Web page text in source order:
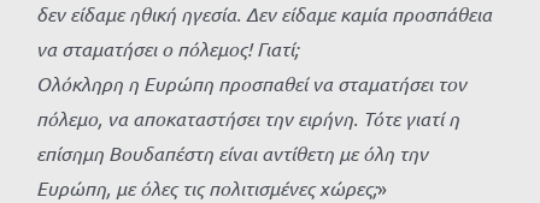
δεν είδαμε ηθική ηγεσία. Δεν είδαμε καμία προσπάθεια
να σταματήσει ο πόλεμος! Γιατί;
Ολόκληρη η Ευρώπη προσπαθεί να σταματήσει τον
πόλεμο, να αποκαταστήσει την ειρήνη. Τότε γιατί η
επίσημη Βουδαπέστη είναι αντίθετη με όλη την
Ευρώπη, με όλες τις πολιτισμένες χώρες;»